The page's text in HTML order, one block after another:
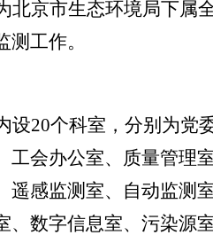
北京市生态环境局下属
工作。
设20个科室，分别为党
会办公室、质量管理
遥感监测室、自动监测
、数字信息室、污染源